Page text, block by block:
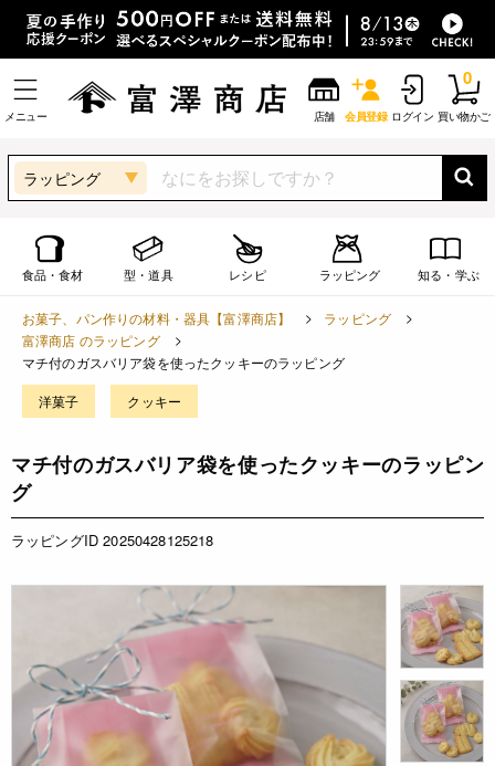
メニュー 店舗 会員登録 ログイン 買い物かご
0
ラッピング
食品・食材 型・道具 レシピ ラッピング 知る・学ぶ
お菓子、パン作りの材料・器具【富澤商店】
ラッピング
富澤商店 のラッピング
マチ付のガスバリア袋を使ったクッキーのラッピング
洋菓子 クッキー
マチ付のガスバリア袋を使ったクッキーのラッピン
グ
ラッピングID 20250428125218